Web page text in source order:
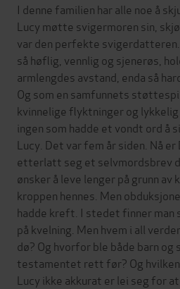
I denne familien har alle noe å
Lucy møtte svigermoren sin,
var den perfekte svigerdatteren.
så høflig, vennlig og sjenerøs,
armlengdes avstand, enda så
Og som en samfunnets
kvinnelige flyktninger og
ingen som hadde et vondt ord å
Lucy. Det var fem år siden. Nå er
etterlatt seg et selvmordsbrev
ønsker å leve lenger på grunn
kroppen hennes. Men
hadde kreft. I stedet finner
på kvelning. Men hvem i all
dø? Og hvorfor ble både barn
testamentet rett før? Og
Lucy ikke akkurat er lei seg for